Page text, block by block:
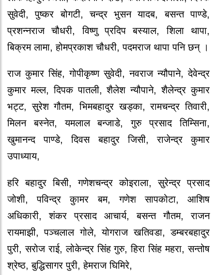
सुवेदी, पुष्कर बोगटी, चन्द्र भुसन यादब, बसन्त पाण्डे,
प्रशन्नराज चौधरी, विष्णु प्रदिप बस्याल, शिला थापा,
बिक्रम लामा, होमप्रकाश चौधरी, पदमराज थापा पनि छन् ।
राज कुमार सिंह, गोपीकृष्ण सुवेदी, नवराज न्यौपाने, देवेन्द्र
कुमार मल्ल, दिपक पातली, शैलेश न्यौपाने, शैलेन्द्र कुमार
भट्ट, सुरेश गौतम, भिमबहादुर खड्का, रामचन्द्र तिवारी,
मिलन बस्नेत, यमलाल बन्जाडे, गुरु प्रसाद तिम्सिना,
खुमानन्द पाण्डे, दिवस बहादुर जिसी, राजेन्द्र कुमार
उपाध्याय,
हरि बहादुर बिसी, गणेशचन्द्र कोइराला, सुरेन्द्र प्रसाद
जोशी, पविन्द्र कुामर बम, गणेश सापकोटा, आशिष
अधिकारी, शंकर प्रसाद आचार्य, बसन्त गौतम, राजन
रायमाझी, पञ्चलाल गोले, योगराज खतिवडा, डम्बरबहादुर
पुरी, सरोज राई, लोकेन्द्र सिंह गुरु, हिरा सिंह महरा, सन्तोष
श्रेष्ठ, बुद्धिसागर पुरी, हेमराज घिमिरे,